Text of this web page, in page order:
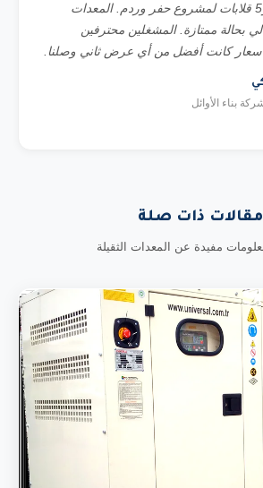
استأجرنا 3 بوكلين و5 قلابات لمشروع حفر وردم. المعدات
بحالة ممتازة. المشغلين محترفين
كانت أفضل من أي عرض ثاني وصلنا.
بناء الأوائل
مقالات ذات صلة
مفيدة عن المعدات الثقيلة